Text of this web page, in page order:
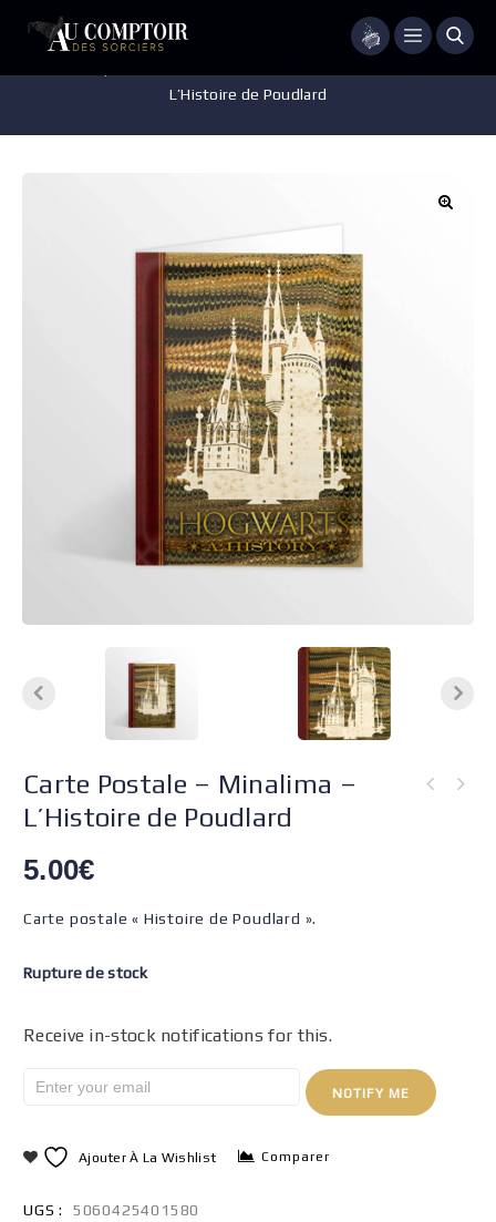
Menu
L’Histoire de Poudlard
Carte Postale – Minalima –
L’Histoire de Poudlard
5.00€
Carte postale « Histoire de Poudlard ».
Rupture de stock
Receive in-stock notifications for this.
NOTIFY ME
Ajouter À La Wishlist Comparer
UGS :
5060425401580